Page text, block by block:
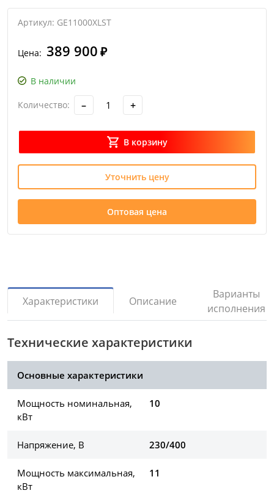
Артикул: GE11000XLST
Цена: 389 900 ₽
В наличии
Количество: – +
В корзину
Уточнить цену
Оптовая цена
Характеристики Описание
Варианты
исполнения
Технические характеристики
Основные характеристики
Мощность номинальная,
кВт
10
Напряжение, В 230/400
Мощность максимальная,
кВт
11